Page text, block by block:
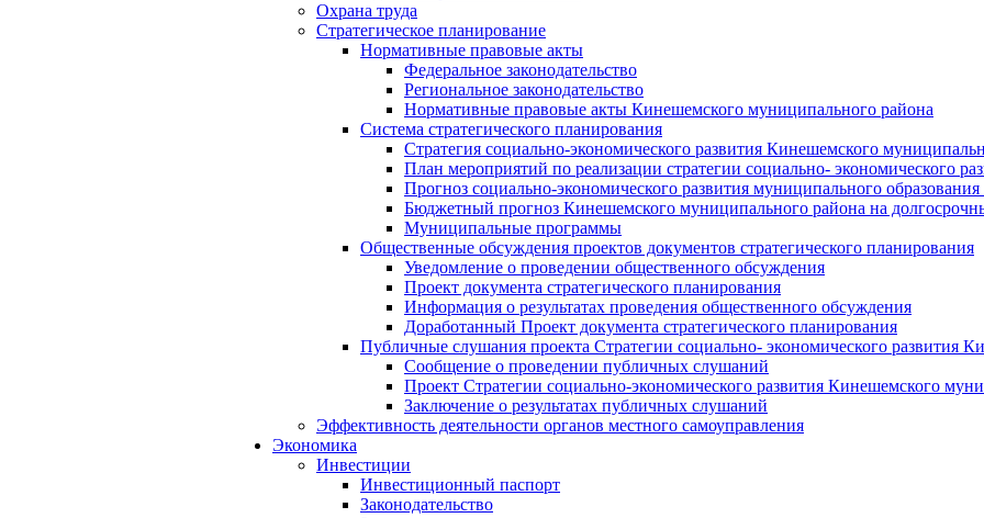
Охрана труда
Стратегическое планирование
Нормативные правовые акты
Федеральное законодательство
Региональное законодательство
Нормативные правовые акты Кинешемского муниципального района
Система стратегического планирования
Стратегия социально-экономического развития Кинешемского
План мероприятий по реализации стратегии социально- экономического
Прогноз социально-экономического развития муниципального
Бюджетный прогноз Кинешемского муниципального района на
Муниципальные программы
Общественные обсуждения проектов документов стратегического планирования
Уведомление о проведении общественного обсуждения
Проект документа стратегического планирования
Информация о результатах проведения общественного обсуждения
Доработанный Проект документа стратегического планирования
Публичные слушания проекта Стратегии социально- экономического развития
Сообщение о проведении публичных слушаний
Проект Стратегии социально-экономического развития Кинешемского
Заключение о результатах публичных слушаний
Эффективность деятельности органов местного самоуправления
Экономика
Инвестиции
Инвестиционный паспорт
Законодательство